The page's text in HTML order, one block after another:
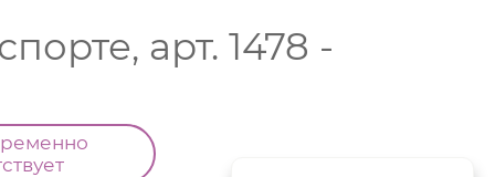
арт. 1478 -